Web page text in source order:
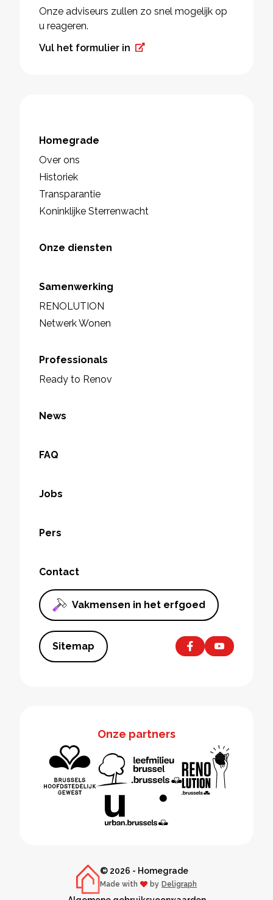
Onze adviseurs zullen zo snel mogelijk op
u reageren.
Vul het formulier in
Homegrade
Over ons
Historiek
Transparantie
Koninklijke Sterrenwacht
Onze diensten
Samenwerking
RENOLUTION
Netwerk Wonen
Professionals
Ready to Renov
News
FAQ
Jobs
Pers
Contact
Vakmensen in het erfgoed
Sitemap
Onze partners
© 2026 - Homegrade
Made with love
by Deligraph